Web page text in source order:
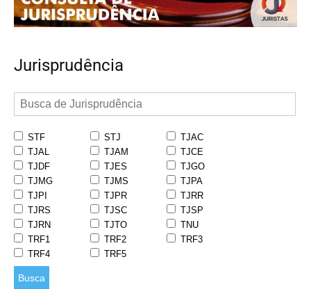
Jurisprudência
STF STJ
TJAC
TJAL
TJAM
TJCE
TJDF
TJES
TJGO
TJMG
TJMS
TJPA
TJPI
TJPR
TJRR
TJRS
TJSC
TJSP
TJRN
TJTO
TNU
TRF1
TRF2
TRF3
TRF4
TRF5
Busca